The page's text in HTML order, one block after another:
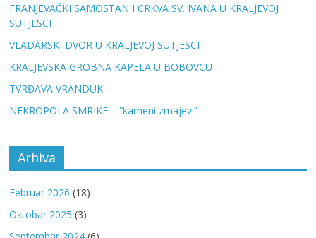
FRANJEVAČKI SAMOSTAN I CRKVA SV. IVANA U KRALJEVOJ
SUTJESCI
VLADARSKI DVOR U KRALJEVOJ SUTJESCI
KRALJEVSKA GROBNA KAPELA U BOBOVCU
TVRĐAVA VRANDUK
NEKROPOLA SMRIKE – “kameni zmajevi”
Arhiva
Februar 2026 (18)
Oktobar 2025 (3)